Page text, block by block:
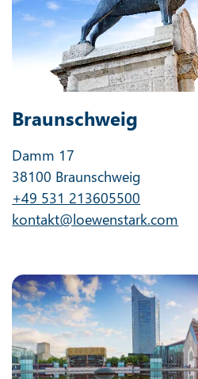
Braunschweig
Damm 17
38100 Braunschweig
+49 531 213605500
kontakt@loewenstark.com